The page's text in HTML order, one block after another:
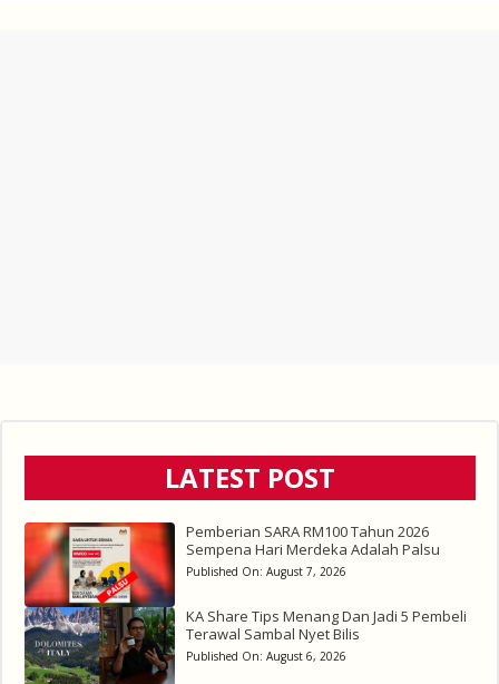
LATEST POST
Pemberian SARA RM100 Tahun 2026
Sempena Hari Merdeka Adalah Palsu
Published On: August 7, 2026
KA Share Tips Menang Dan Jadi 5 Pembeli
Terawal Sambal Nyet Bilis
Published On: August 6, 2026